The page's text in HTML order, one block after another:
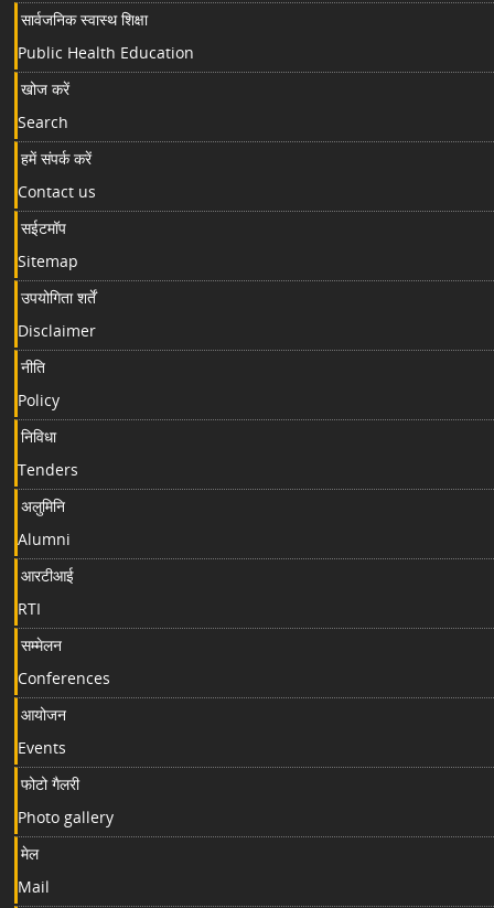
सार्वजनिक स्वास्थ शिक्षा
Public Health Education
खोज करें
Search
हमें संपर्क करें
Contact us
सईटमॉप
Sitemap
उपयोगिता शर्तें
Disclaimer
नीति
Policy
निविधा
Tenders
अलुमिनि
Alumni
आरटीआई
RTI
सम्मेलन
Conferences
आयोजन
Events
फोटो गैलरी
Photo gallery
मेल
Mail